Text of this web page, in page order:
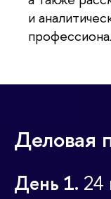
и
Деловая
День 1. 24